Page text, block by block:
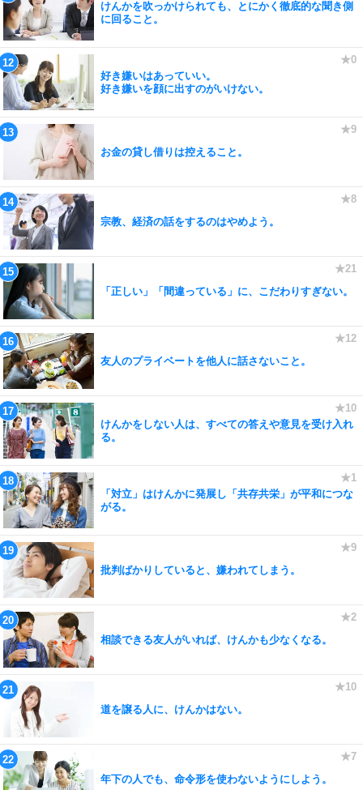
けんかを吹っかけられても、とにかく徹底的な聞き側
に回ること。
好き嫌いはあっていい。
好き嫌いを顔に出すのがいけない。
お金の貸し借りは控えること。
宗教、経済の話をするのはやめよう。
「正しい」「間違っている」に、こだわりすぎない。
友人のプライベートを他人に話さないこと。
けんかをしない人は、すべての答えや意見を受け入れ
る。
「対立」はけんかに発展し「共存共栄」が平和につな
がる。
批判ばかりしていると、嫌われてしまう。
相談できる友人がいれば、けんかも少なくなる。
道を譲る人に、けんかはない。
年下の人でも、命令形を使わないようにしよう。